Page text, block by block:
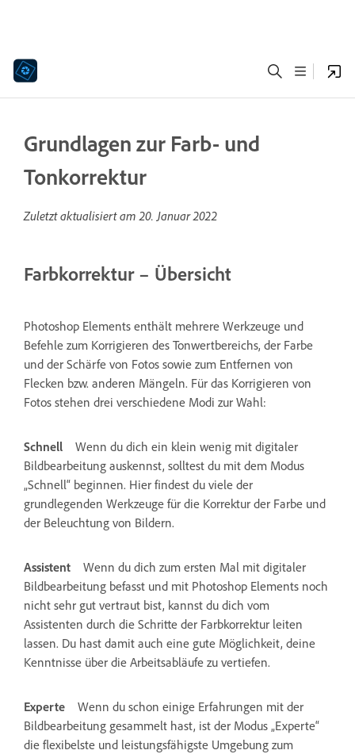
Grundlagen zur Farb- und
Tonkorrektur
Zuletzt aktualisiert am20. Januar 2022
Farbkorrektur – Übersicht
Photoshop Elements enthält mehrere Werkzeuge und
Befehle zum Korrigieren des Tonwertbereichs, der Farbe
und der Schärfe von Fotos sowie zum Entfernen von
Flecken bzw. anderen Mängeln. Für das Korrigieren von
Fotos stehen drei verschiedene Modi zur Wahl:
Schnell
Wenn du dich ein klein wenig mit digitaler
Bildbearbeitung auskennst, solltest du mit dem Modus
„Schnell“ beginnen. Hier findest du viele der
grundlegenden Werkzeuge für die Korrektur der Farbe und
der Beleuchtung von Bildern.
Assistent
Wenn du dich zum ersten Mal mit digitaler
Bildbearbeitung befasst und mit Photoshop Elements noch
nicht sehr gut vertraut bist, kannst du dich vom
Assistenten durch die Schritte der Farbkorrektur leiten
lassen. Du hast damit auch eine gute Möglichkeit, deine
Kenntnisse über die Arbeitsabläufe zu vertiefen.
Experte
Wenn du schon einige Erfahrungen mit der
Bildbearbeitung gesammelt hast, ist der Modus „Experte“
die flexibelste und leistungsfähigste Umgebung zum